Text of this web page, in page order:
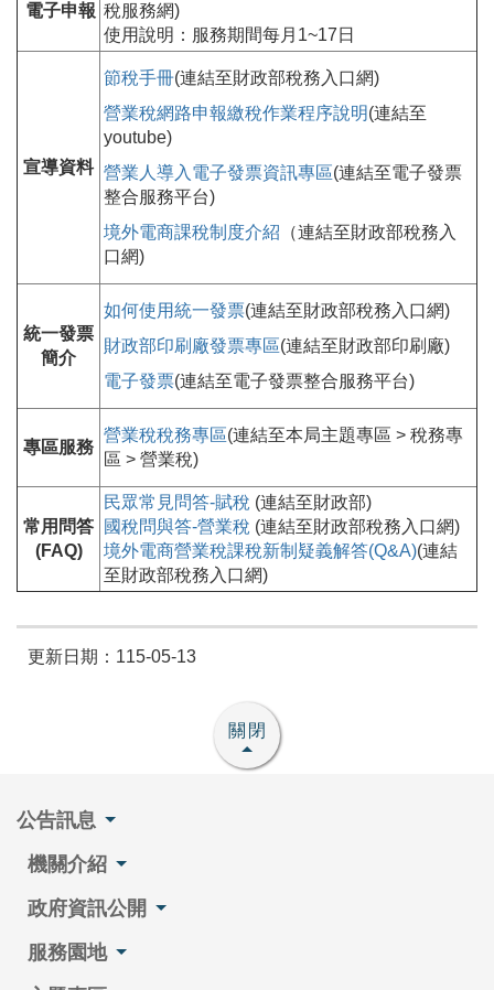
電子申報 稅服務網)
使用說明：服務期間每月1~17日
宣導資料
節稅手冊(連結至財政部稅務入口網)
營業稅網路申報繳稅作業程序說明(連結至
youtube)
營業人導入電子發票資訊專區(連結至電子發票
整合服務平台)
境外電商課稅制度介紹 （連結至財政部稅務入
口網)
統一發票
簡介
如何使用統一發票(連結至財政部稅務入口網)
財政部印刷廠發票專區(連結至財政部印刷廠)
電子發票(連結至電子發票整合服務平台)
專區服務
營業稅稅務專區(連結至本局主題專區 > 稅務專
區 > 營業稅)
常用問答
(FAQ)
民眾常見問答-賦稅 (連結至財政部)
國稅問與答-營業稅 (連結至財政部稅務入口網)
境外電商營業稅課稅新制疑義解答(Q&A)(連結
至財政部稅務入口網)
更新日期：115-05-13
關閉
公告訊息
機關介紹
政府資訊公開
服務園地